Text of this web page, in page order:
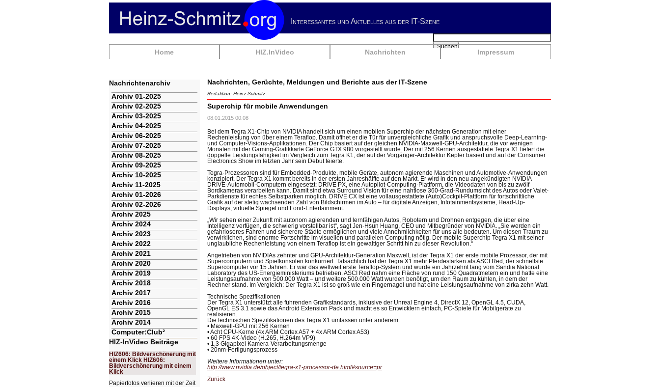
Interessantes und Aktuelles aus der IT-Szene
Navigation
Home HIZ.InVideo Nachrichten Impressum
Suchbegriffe
Suchen
Nachrichten, Gerüchte, Meldungen und Berichte aus der IT-Szene
Redaktion: Heinz Schmitz
Superchip für mobile Anwendungen
08.01.2015 00:08
Bei dem Tegra X1-Chip von NVIDIA handelt sich um einen mobilen Superchip der nächsten Generation mit einer
Rechenleistung von über einem Teraflop. Damit öffnet er die Tür für unvergleichliche Grafik und anspruchsvolle Deep-Learning-
und Computer-Visions-Applikationen. Der Chip basiert auf der gleichen NVIDIA-Maxwell-GPU-Architektur, die vor wenigen
Monaten mit der Gaming-Grafikkarte GeForce GTX 980 vorgestellt wurde. Der mit 256 Kernen ausgestattete Tegra X1 liefert die
doppelte Leistungsfähigkeit im Vergleich zum Tegra K1, der auf der Vorgänger-Architektur Kepler basiert und auf der Consumer
Electronics Show im letzten Jahr sein Debut feierte.
Tegra-Prozessoren sind für Embedded-Produkte, mobile Geräte, autonom agierende Maschinen und Automotive-Anwendungen
konzipiert. Der Tegra X1 kommt bereits in der ersten Jahreshälfte auf den Markt. Er wird in den neu angekündigten NVIDIA-
DRIVE-Automobil-Computern eingesetzt: DRIVE PX, eine Autopilot-Computing-Plattform, die Videodaten von bis zu zwölf
Bordkameras verarbeiten kann. Damit sind etwa Surround Vision für eine nahtlose 360-Grad-Rundumsicht des Autos oder Valet-
Parkdienste für echtes Selbstparken möglich. DRIVE CX ist eine vollausgestattete (Auto)Cockpit-Plattform für fortschrittliche
Grafik auf der stetig wachsenden Zahl von Bildschirmen im Auto – für digitale Anzeigen, Infotainmentsysteme, Head-Up-
Displays, virtuelle Spiegel und Fond-Entertainment.
„Wir sehen einer Zukunft mit autonom agierenden und lernfähigen Autos, Robotern und Drohnen entgegen, die über eine
Intelligenz verfügen, die schwierig vorstellbar ist“, sagt Jen-Hsun Huang, CEO und Mitbegründer von NVIDIA. „Sie werden ein
gefahrloseres Fahren und sicherere Städte ermöglichen und viele Annehmlichkeiten für uns alle bedeuten. Um diesen Traum zu
verwirklichen, sind enorme Fortschritte im visuellen und parallelen Computing nötig. Der mobile Superchip Tegra X1 mit seiner
unglaubliche Rechenleistung von einem Teraflop ist ein gewaltiger Schritt hin zu dieser Revolution.“
Angetrieben von NVIDIAs zehnter und GPU-Architektur-Generation Maxwell, ist der Tegra X1 der erste mobile Prozessor, der mit
Supercomputern und Spielkonsolen konkurriert. Tatsächlich hat der Tegra X1 mehr Pferdestärken als ASCI Red, der schnellste
Supercomputer vor 15 Jahren. Er war das weltweit erste Teraflop-System und wurde ein Jahrzehnt lang vom Sandia National
Laboratory des US-Energieministeriums betrieben. ASCI Red nahm eine Fläche von rund 150 Quadratmetern ein und hatte eine
Leistungsaufnahme von 500.000 Watt – und weitere 500.000 Watt wurden benötigt, um den Raum zu kühlen, in dem der
Rechner stand. Im Vergleich: Der Tegra X1 ist so groß wie ein Fingernagel und hat eine Leistungsaufnahme von zirka zehn Watt.
Technische Spezifikationen
Der Tegra X1 unterstützt alle führenden Grafikstandards, inklusive der Unreal Engine 4, DirectX 12, OpenGL 4.5, CUDA,
OpenGL ES 3.1 sowie das Android Extension Pack und macht es so Entwicklern einfach, PC-Spiele für Mobilgeräte zu
realisieren.
Die technischen Spezifikationen des Tegra X1 umfassen unter anderem:
• Maxwell-GPU mit 256 Kernen
• Acht CPU-Kerne (4x ARM Cortex A57 + 4x ARM Cortex A53)
• 60 FPS 4K-Video (H.265, H.264m VP9)
• 1,3 Gigapixel Kamera-Verarbeitungsmenge
• 20nm-Fertigungsprozess
Weitere Informationen unter:
http://www.nvidia.de/object/tegra-x1-processor-de.html#source=pr
Zurück
Nachrichtenarchiv
Navigation
überspringen
Archiv 01-2025
Archiv 02-2025
Archiv 03-2025
Archiv 04-2025
Archiv 06-2025
Archiv 07-2025
Archiv 08-2025
Archiv 09-2025
Archiv 10-2025
Archiv 11-2025
Archiv 01-2026
Archiv 02-2026
Archiv 2025
Archiv 2024
Archiv 2023
Archiv 2022
Archiv 2021
Archiv 2020
Archiv 2019
Archiv 2018
Archiv 2017
Archiv 2016
Archiv 2015
Archiv 2014
Computer:Club²
HIZ-InVideo Beiträge
HIZ606: Bildverschönerung mit
einem Klick HIZ606:
Bildverschönerung mit einem
Klick
Papierfotos verlieren mit der Zeit